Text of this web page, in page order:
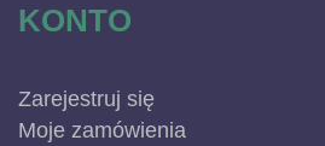
KONTO
Zarejestruj się
Moje zamówienia